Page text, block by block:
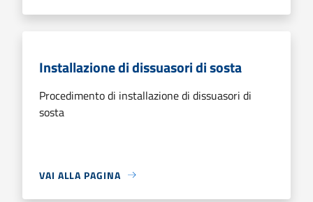
Installazione di dissuasori di sosta
Procedimento di installazione di dissuasori di
sosta
VAI ALLA PAGINA